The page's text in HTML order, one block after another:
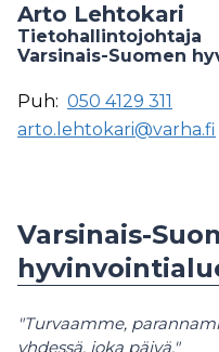
Arto Lehtokari
Tietohallintojohtaja
Varsinais-Suomen
Puh: 050 4129 311
arto.lehtokari@varha.fi
Varsinais-
"Turvaamme,
yhdessä, joka päivä."